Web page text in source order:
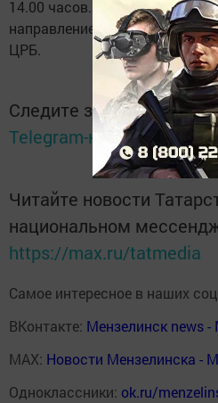
14.00 часов. Иметь с собой
направление не требуется." -
ЦРБ.
Следите за самым
Telegram-канале
Читайте новости
национальном
https://max.ru/tatmedia
Самое интересное в наших
ВКонтакте: Мензелинск news
MAX: Новости Мензелинска -
Одноклассники: ok.ru/